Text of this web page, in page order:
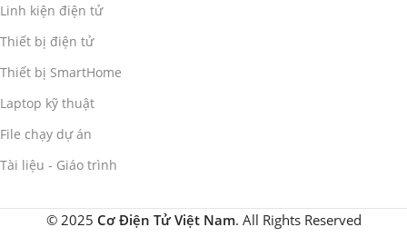
Linh kiện điện tử
Thiết bị điện tử
Thiết bị SmartHome
Laptop kỹ thuật
File chạy dự án
Tài liệu - Giáo trình
© 2025 Cơ Điện Tử Việt Nam. All Rights Reserved